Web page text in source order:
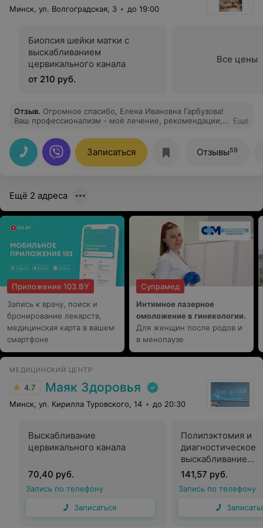
Минск, ул. Волгоградская, 3 до 19:00
Биопсия шейки матки с
выскабливанием
цервикального канала
от 210 руб.
Все цены
Отзыв. Огромное спасибо, Елена Ивановна Гарбузова!
Ваш профессионализм - моё лечение, рекомендации,
домашние народные рецепты отдельное спасибо.
Помимо медикаментов, природные вещества добавили
только положительный эффект. Ваши знания и опыт -
наше женское здоровье. Спасибо!
Еще
Записаться Отзывы59
Ещё 2 адреса
Приложение 103.BY
Запись к врачу, поиск и
бронирование лекарств,
медицинская карта в вашем
смартфоне
Супрамед
Интимное лазерное
омоложение в гинекологии.
Для женщин после родов и
в менопаузе
МЕДИЦИНСКИЙ ЦЕНТР
4.7 Маяк Здоровья
Минск, ул. Кирилла Туровского, 14 до 20:30
Выскабливание
цервикального канала
70,40 руб.
Запись по телефону
Записаться
Полипэктомия и
диагностическое
выскабливание
цервикального
141,57 руб.
Запись по телефону